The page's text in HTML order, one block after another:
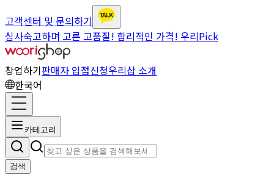
고객센터 및 문의하기
심사숙고하며 고른 고품질! 합리적인 가격! 우리Pick
창업하기판매자 입점신청우리샵 소개
한국어
카테고리
검색